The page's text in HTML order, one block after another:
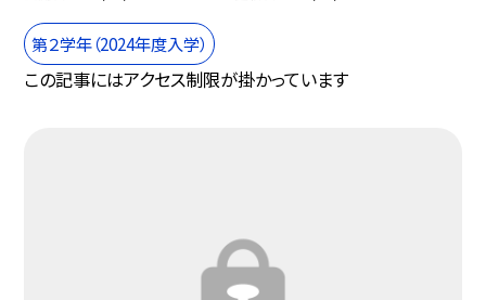
第２学年（2024年度入学）
この記事にはアクセス制限が掛かっています